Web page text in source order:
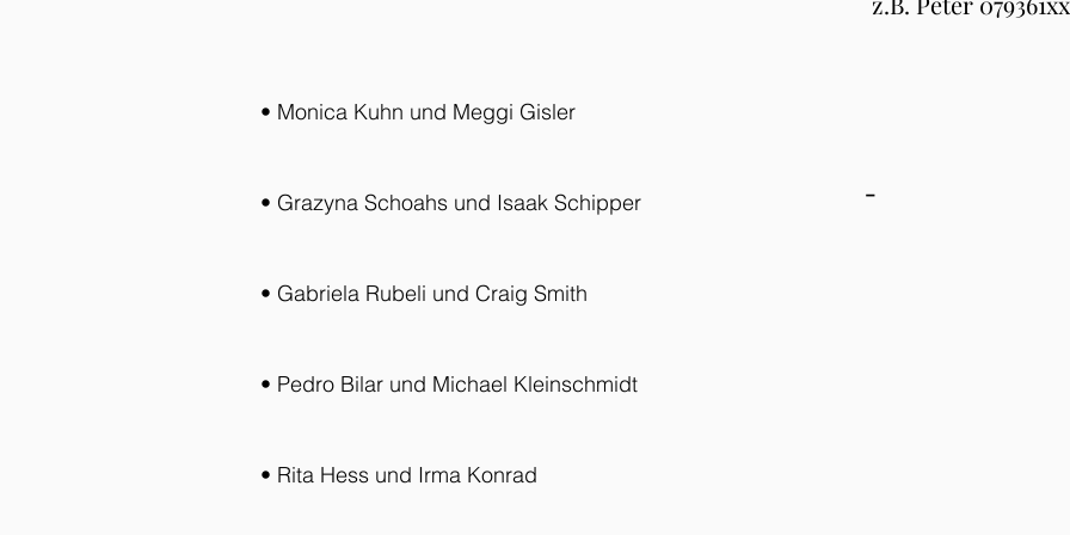
• Monica Kuhn und Meggi Gisler
• Grazyna Schoahs und Isaak Schipper
• Gabriela Rubeli und Craig Smith
• Pedro Bilar und Michael Kleinschmidt
• Rita Hess und Irma Konrad
-